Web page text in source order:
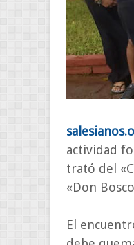
actividad
trató del
«Don
El